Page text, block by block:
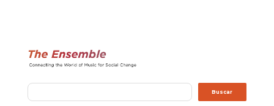
Buscar Buscar